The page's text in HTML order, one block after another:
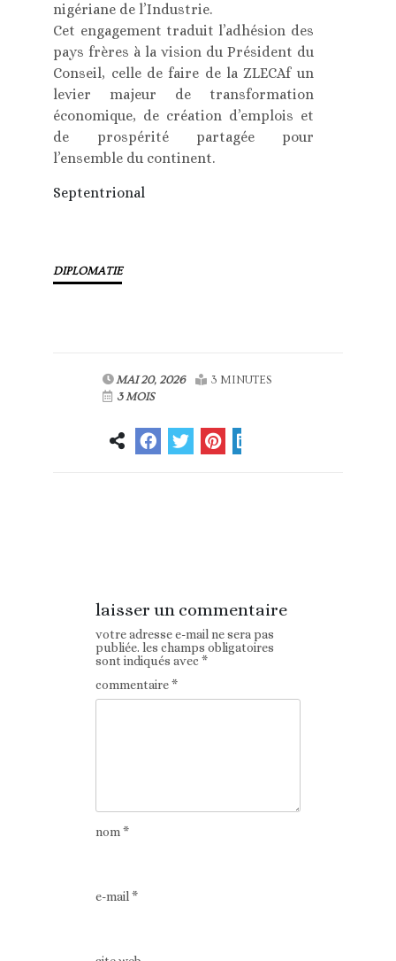
nigériane de l’Industrie.
Cet engagement traduit l’adhésion des
pays frères à la vision du Président du
Conseil, celle de faire de la ZLECAf un
levier majeur de transformation
économique, de création d’emplois et
de prospérité partagée pour
l’ensemble du continent.
Septentrional
DIPLOMATIE
MAI 20, 2026
3 MINUTES
3 MOIS
laisser un commentaire
votre adresse e-mail ne sera pas
publiée. les champs obligatoires
sont indiqués avec*
commentaire*
nom*
e-mail*